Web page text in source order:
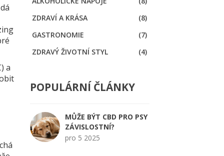
a
ZDRAVÍ A KRÁSA
(8)
GASTRONOMIE
(7)
ZDRAVÝ ŽIVOTNÍ STYL
(4)
POPULÁRNÍ ČLÁNKY
MŮŽE BÝT CBD PRO PSY
ZÁVISLOSTNÍ?
pro 5 2025